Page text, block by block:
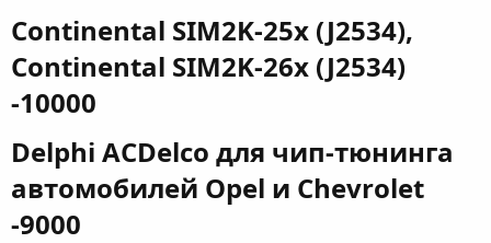
Continental SIM2K-25x (J2534),
Continental SIM2K-26x (J2534)
-10000​
Delphi ACDelco для чип-тюнинга
автомобилей Opel и Chevrolet
-9000​